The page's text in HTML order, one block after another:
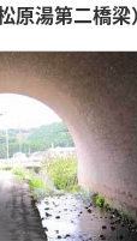
原湯第二橋梁）